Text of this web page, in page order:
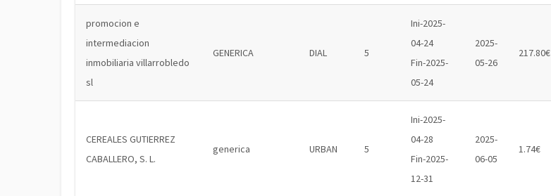
promocion e
intermediacion
inmobiliaria villarrobledo
sl
GENERICA DIAL 5
Ini-2025-
04-24
Fin-2025-
05-24
2025-
05-26
217.80€
CEREALES GUTIERREZ
CABALLERO, S. L.
generica URBAN 5
Ini-2025-
04-28
Fin-2025-
12-31
2025-
06-05
1.74€